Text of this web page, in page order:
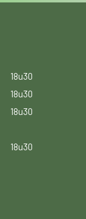
18u30
18u30
18u30
18u30